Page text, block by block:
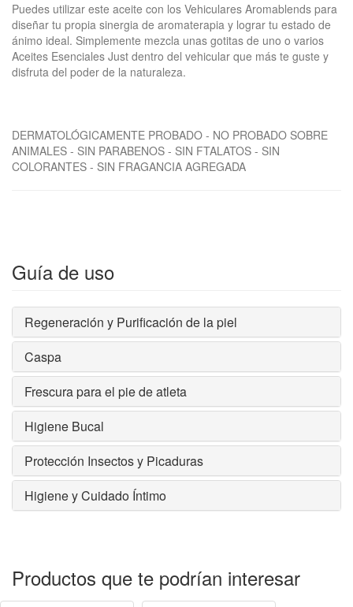
Puedes utilizar este aceite con los Vehiculares Aromablends para
diseñar tu propia sinergia de aromaterapia y lograr tu estado de
ánimo ideal. Simplemente mezcla unas gotitas de uno o varios
Aceites Esenciales Just dentro del vehicular que más te guste y
disfruta del poder de la naturaleza.
DERMATOLÓGICAMENTE PROBADO - NO PROBADO SOBRE
ANIMALES - SIN PARABENOS - SIN FTALATOS - SIN
COLORANTES - SIN FRAGANCIA AGREGADA
Guía de uso
Regeneración y Purificación de la piel
Caspa
Frescura para el pie de atleta
Higiene Bucal
Protección Insectos y Picaduras
Higiene y Cuidado Íntimo
Productos que te podrían interesar